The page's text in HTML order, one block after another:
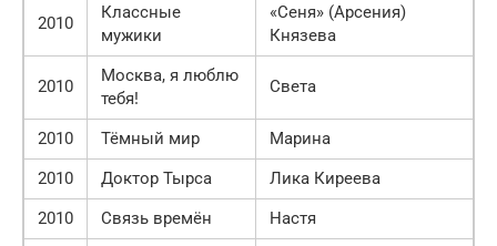
2010
Классные
мужики
«Сеня» (Арсения)
Князева
2010
Москва, я люблю
тебя!
Света
2010 Тёмный мир
Марина
2010
Доктор Тырса
Лика Киреева
2010
Связь времён
Настя